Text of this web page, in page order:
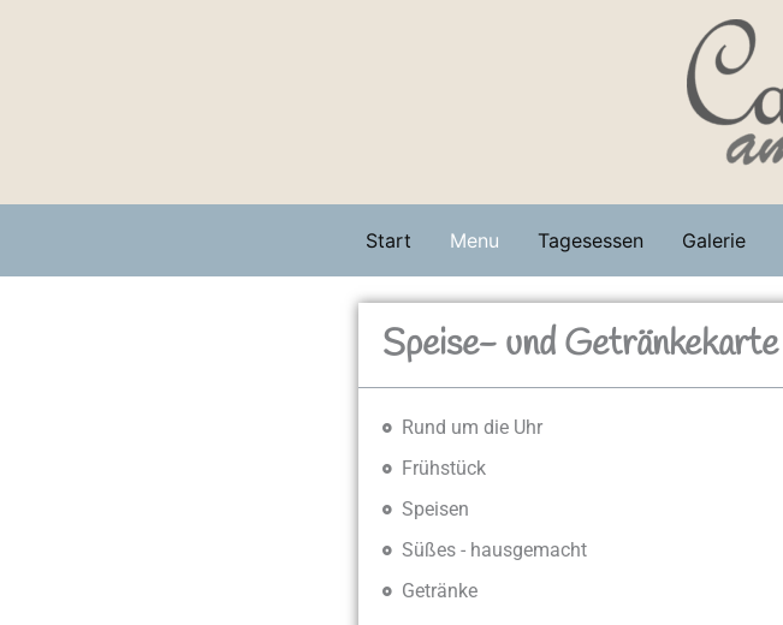
Start Menu Tagesessen Galerie
Speise- und Getränkekarte
Rund um die Uhr
Frühstück
Speisen
Süßes - hausgemacht
Getränke